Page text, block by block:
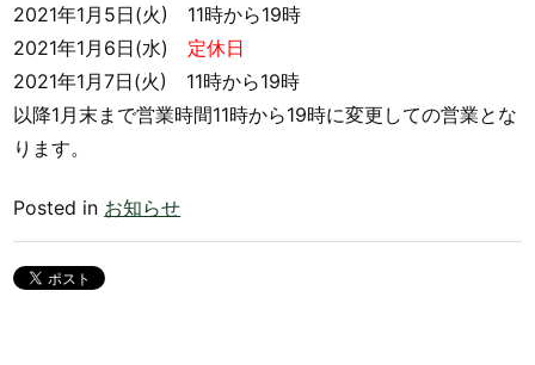
2021年1月5日(火) 11時から19時
2021年1月6日(水) 定休日
2021年1月7日(火) 11時から19時
以降1月末まで営業時間11時から19時に変更しての営業とな
ります。
Posted in お知らせ